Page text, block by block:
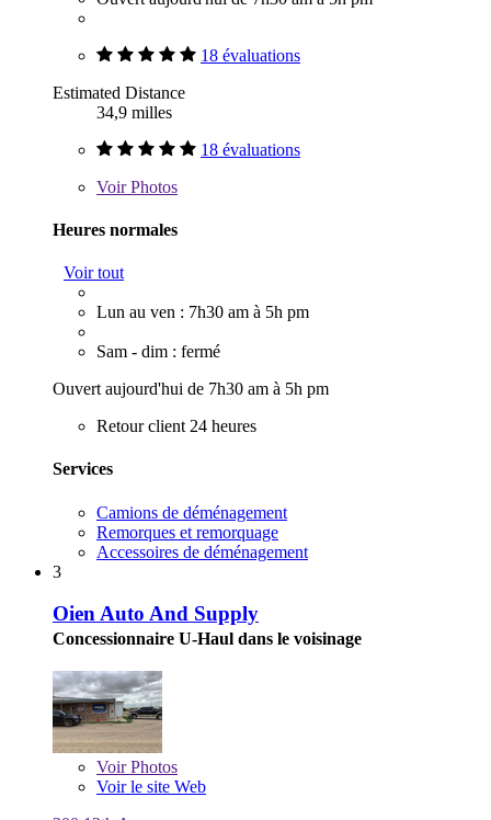
18 évaluations
Estimated Distance
34,9 milles
18 évaluations
VoirPhotos
Heures normales
Voir tout
Lun au ven : 7h30 am à 5h pm
Sam - dim : fermé
Ouvert aujourd'hui de 7h30 am à 5h pm
Retour client 24 heures
Services
Camions de déménagement
Remorques et remorquage
Accessoires de déménagement
3
Oien Auto And Supply
Concessionnaire U-Haul dans le voisinage
VoirPhotos
Voir le site Web